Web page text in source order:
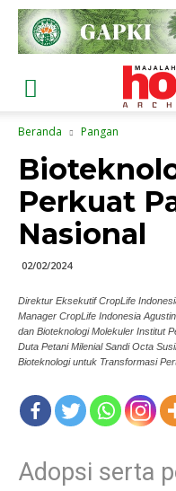
Beranda Pangan
Perkuat
Nasional
02/02/2024
Direktur Eksekutif CropLife
Manager CropLife Indonesia
dan Bioteknologi Molekuler Institut
Duta Petani Milenial Sandi Octa
Bioteknologi untuk Transformasi
Adopsi serta